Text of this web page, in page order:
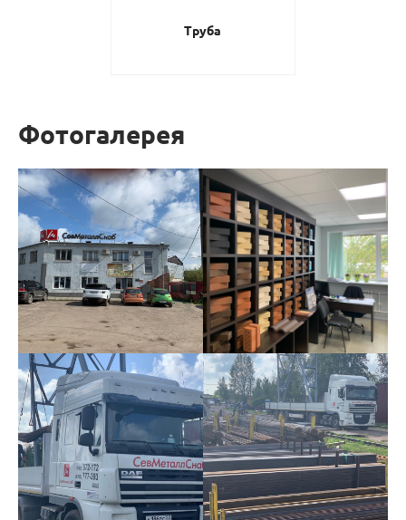
Труба
Фотогалерея